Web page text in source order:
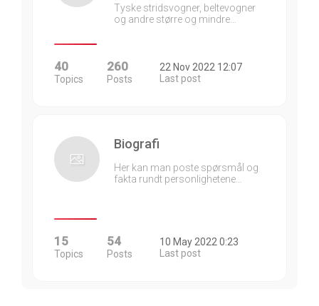
Tyske stridsvogner, beltevogner
og andre større og mindre…
40
Topics
260
Posts
22 Nov 2022 12:07
Last post
Biografi
Her kan man poste spørsmål og
fakta rundt personlighetene…
15
Topics
54
Posts
10 May 2022 0:23
Last post